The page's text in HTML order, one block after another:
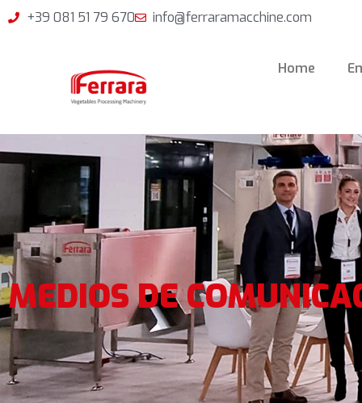
+39 081 51 79 670 info@ferraramacchine.com
Home
MEDIOS DE